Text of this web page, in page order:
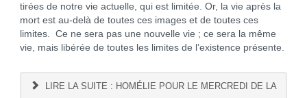
tirées de notre vie actuelle, qui est limitée. Or, la vie après la
mort est au-delà de toutes ces images et de toutes ces
limites. Ce ne sera pas une nouvelle vie ; ce sera la même
vie, mais libérée de toutes les limites de l’existence présente.
LIRE LA SUITE : HOMÉLIE POUR LE MERCREDI DE LA